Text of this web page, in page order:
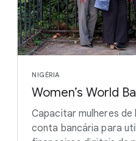
NIGÉRIA
Women’s World
Capacitar mulheres de
conta bancária para